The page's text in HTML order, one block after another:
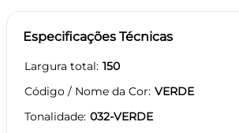
Especificações Técnicas
Largura total 150
Código / Nome da Cor VERDE
Tonalidade 032-VERDE